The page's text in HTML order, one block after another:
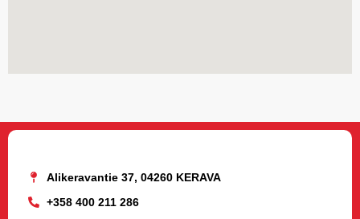
Alikeravantie 37, 04260 KERAVA
+358 400 211 286